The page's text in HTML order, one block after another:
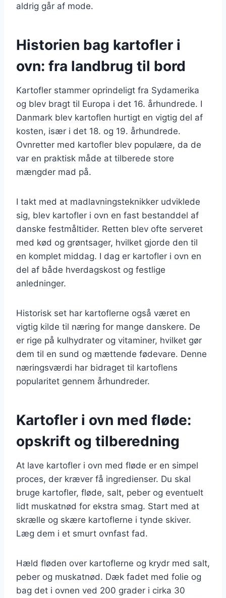
aldrig går af mode.
Historien bag kartofler i
ovn: fra landbrug til bord
Kartofler stammer oprindeligt fra Sydamerika
og blev bragt til Europa i det 16. århundrede. I
Danmark blev kartoflen hurtigt en vigtig del af
kosten, især i det 18. og 19. århundrede.
Ovnretter med kartofler blev populære, da de
var en praktisk måde at tilberede store
mængder mad på.
I takt med at madlavningsteknikker udviklede
sig, blev kartofler i ovn en fast bestanddel af
danske festmåltider. Retten blev ofte serveret
med kød og grøntsager, hvilket gjorde den til
en komplet middag. I dag er kartofler i ovn en
del af både hverdagskost og festlige
anledninger.
Historisk set har kartoflerne også været en
vigtig kilde til næring for mange danskere. De
er rige på kulhydrater og vitaminer, hvilket gør
dem til en sund og mættende fødevare. Denne
næringsværdi har bidraget til kartoflens
popularitet gennem århundreder.
Kartofler i ovn med fløde:
opskrift og tilberedning
At lave kartofler i ovn med fløde er en simpel
proces, der kræver få ingredienser. Du skal
bruge kartofler, fløde, salt, peber og eventuelt
lidt muskatnød for ekstra smag. Start med at
skrælle og skære kartoflerne i tynde skiver.
Læg dem i et smurt ovnfast fad.
Hæld fløden over kartoflerne og krydr med salt,
peber og muskatnød. Dæk fadet med folie og
bag det i ovnen ved 200 grader i cirka 30